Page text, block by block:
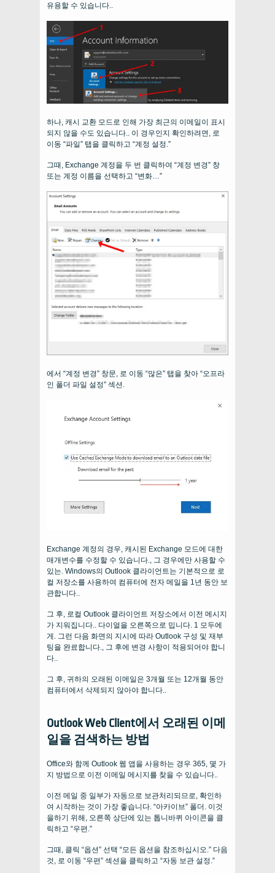
유용할 수 있습니다..
하나, 캐시 교환 모드로 인해 가장 최근의 이메일이 표시
되지 않을 수도 있습니다.. 이 경우인지 확인하려면, 로
이동 “파일” 탭을 클릭하고 “계정 설정.”
그때, Exchange 계정을 두 번 클릭하여 “계정 변경” 창
또는 계정 이름을 선택하고 “변화…”
에서 “계정 변경” 창문, 로 이동 “많은” 탭을 찾아 “오프라
인 폴더 파일 설정” 섹션.
Exchange 계정의 경우, 캐시된 Exchange 모드에 대한
매개변수를 수정할 수 있습니다., 그 경우에만 사용할 수
있는. Windows의 Outlook 클라이언트는 기본적으로 로
컬 저장소를 사용하여 컴퓨터에 전자 메일을 1년 동안 보
관합니다..
그 후, 로컬 Outlook 클라이언트 저장소에서 이전 메시지
가 지워집니다.. 다이얼을 오른쪽으로 밉니다. 1 모두에
게. 그런 다음 화면의 지시에 따라 Outlook 구성 및 재부
팅을 완료합니다., 그 후에 변경 사항이 적용되어야 합니
다..
그 후, 귀하의 오래된 이메일은 3개월 또는 12개월 동안
컴퓨터에서 삭제되지 않아야 합니다..
Outlook Web Client에서 오래된 이메
일을 검색하는 방법
Office와 함께 Outlook 웹 앱을 사용하는 경우 365, 몇 가
지 방법으로 이전 이메일 메시지를 찾을 수 있습니다..
이전 메일 중 일부가 자동으로 보관처리되므로, 확인하
여 시작하는 것이 가장 좋습니다. “아카이브” 폴더. 이것
을하기 위해, 오른쪽 상단에 있는 톱니바퀴 아이콘을 클
릭하고 “우편.”
그때, 클릭 “옵션” 선택 “모든 옵션을 참조하십시오.” 다음
것, 로 이동 “우편” 섹션을 클릭하고 “자동 보관 설정.”